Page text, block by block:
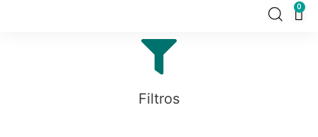
0
Filtros